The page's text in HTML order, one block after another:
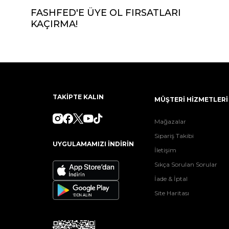
FASHFED'E ÜYE OL FIRSATLARI
KAÇIRMA!
TAKİPTE KALIN
UYGULAMAMIZI İNDİRİN
MÜŞTERİ HİZMETLERİ
Mağazalar
Sipariş Takibi
İletişim
Sıkça Sorulan Sorular
İade & İptal
Site Haritası